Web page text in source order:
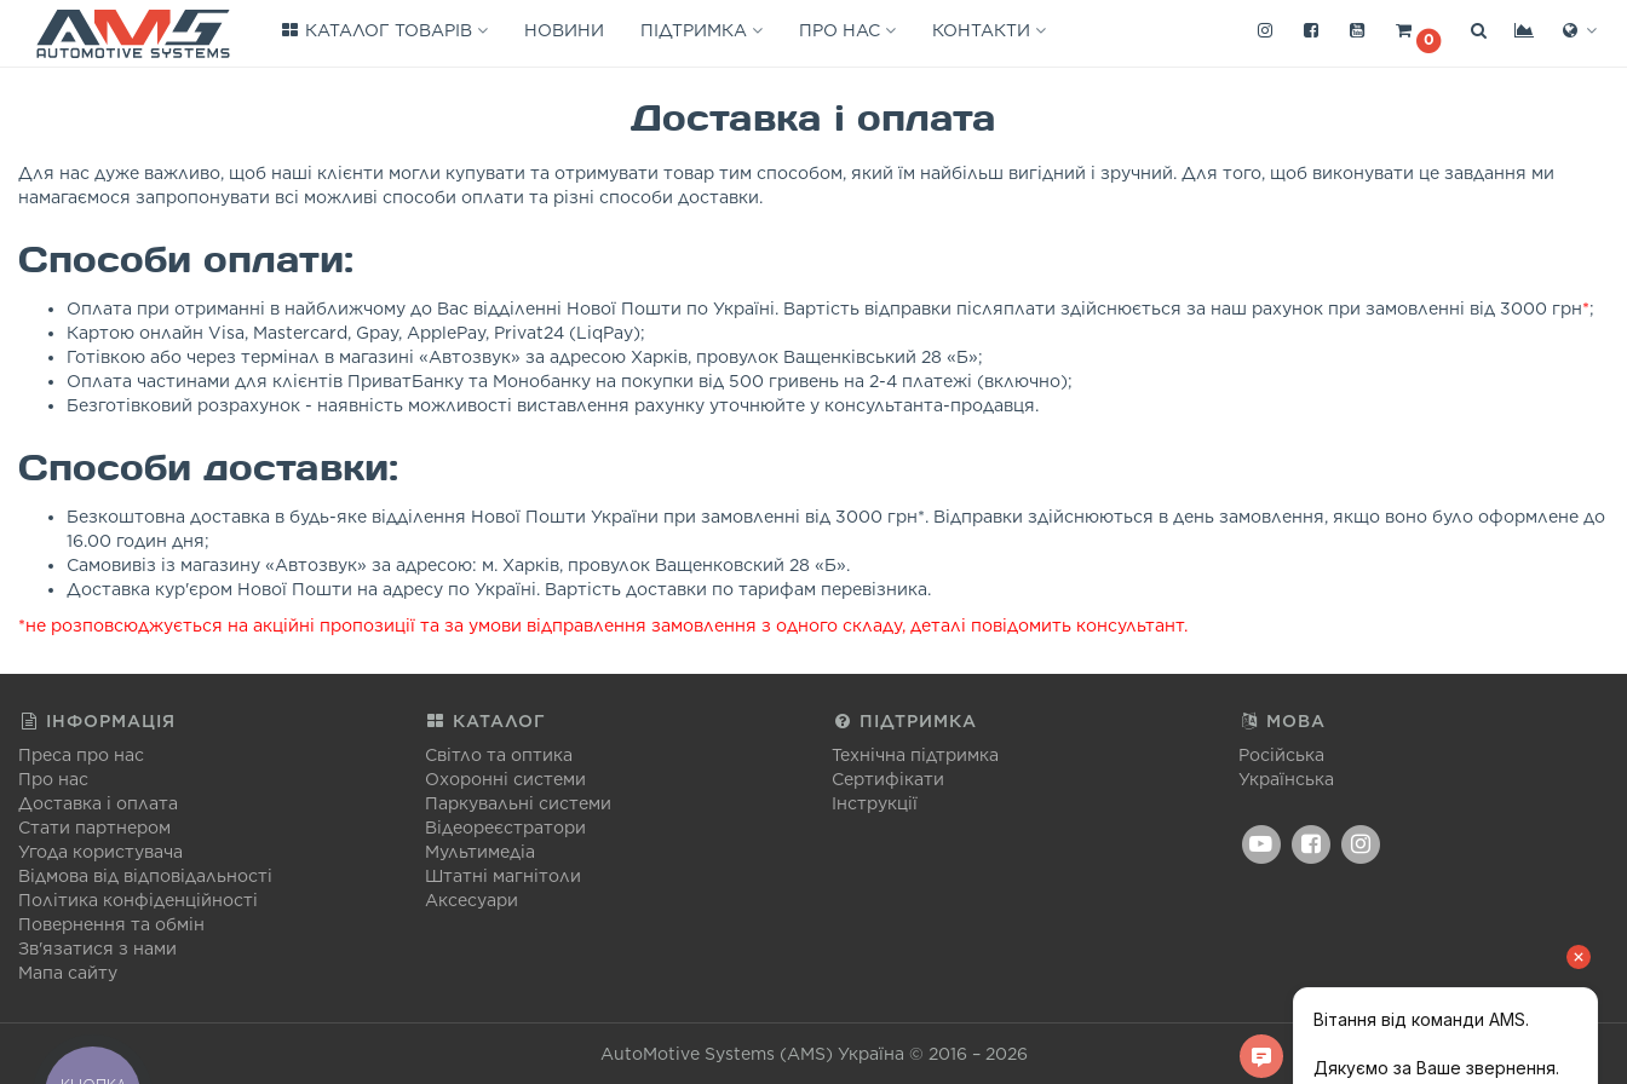
КАТАЛОГ ТОВАРІВ НОВИНИ ПІДТРИМКА ПРО НАС КОНТАКТИ 0
Доставка і оплата
Для нас дуже важливо, щоб наші клієнти могли купувати та отримувати товар тим способом, який їм найбільш вигідний і зручний. Для того, щоб виконувати це завдання ми
намагаємося запропонувати всі можливі способи оплати та різні способи доставки.
Способи оплати:
Оплата при отриманні в найближчому до Вас відділенні Нової Пошти по Україні. Вартість відправки післяплати здійснюється за наш рахунок при замовленні від 3000 грн*;
Картою онлайн Visa, Mastercard, Gpay, ApplePay, Privat24 (LiqPay);
Готівкою або через термінал в магазині «Автозвук» за адресою Харків, провулок Ващенківський 28 «Б»;
Оплата частинами для клієнтів ПриватБанку та Монобанку на покупки від 500 гривень на 2-4 платежі (включно);
Безготівковий розрахунок - наявність можливості виставлення рахунку уточнюйте у консультанта-продавця.
Способи доставки:
Безкоштовна доставка в будь-яке відділення Нової Пошти України при замовленні від 3000 грн*. Відправки здійснюються в день замовлення, якщо воно було оформлене до
16.00 годин дня;
Самовивіз із магазину «Автозвук» за адресою: м. Харків, провулок Ващенковский 28 «Б».
Доставка кур'єром Нової Пошти на адресу по Україні. Вартість доставки по тарифам перевізника.
*не розповсюджується на акційні пропозиції та за умови відправлення замовлення з одного складу, деталі повідомить консультант.
ІНФОРМАЦІЯ
Преса про нас
Про нас
Доставка і оплата
Стати партнером
Угода користувача
Відмова від відповідальності
Політика конфіденційності
Повернення та обмін
Зв'язатися з нами
Мапа сайту
КАТАЛОГ
Світло та оптика
Охоронні системи
Паркувальні системи
Відеореєстратори
Мультимедіа
Штатні магнітоли
Аксесуари
ПІДТРИМКА
Технічна підтримка
Сертифікати
Інструкції
МОВА
Російська
Українська
AutoMotive Systems (AMS) Україна © 2016 – 2026